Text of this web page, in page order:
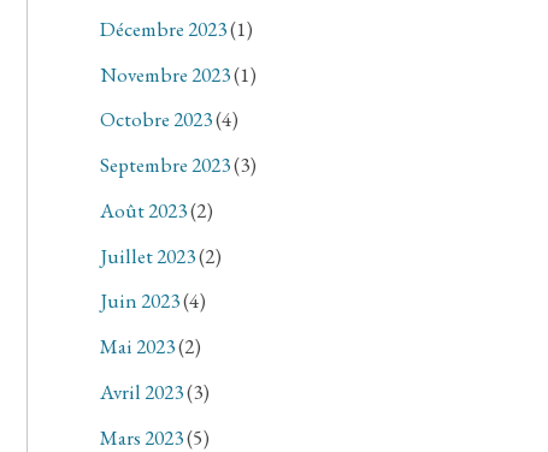
Décembre 2023(1)
Novembre 2023(1)
Octobre 2023(4)
Septembre 2023(3)
Août 2023(2)
Juillet 2023(2)
Juin 2023(4)
Mai 2023(2)
Avril 2023(3)
Mars 2023(5)